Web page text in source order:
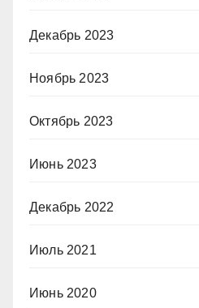
Декабрь 2023
Ноябрь 2023
Октябрь 2023
Июнь 2023
Декабрь 2022
Июль 2021
Июнь 2020